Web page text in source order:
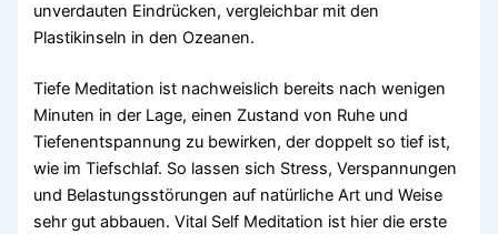
unverdauten Eindrücken, vergleichbar mit den
Plastikinseln in den Ozeanen.
Tiefe Meditation ist nachweislich bereits nach wenigen
Minuten in der Lage, einen Zustand von Ruhe und
Tiefenentspannung zu bewirken, der doppelt so tief ist,
wie im Tiefschlaf. So lassen sich Stress, Verspannungen
und Belastungsstörungen auf natürliche Art und Weise
sehr gut abbauen. Vital Self Meditation ist hier die erste